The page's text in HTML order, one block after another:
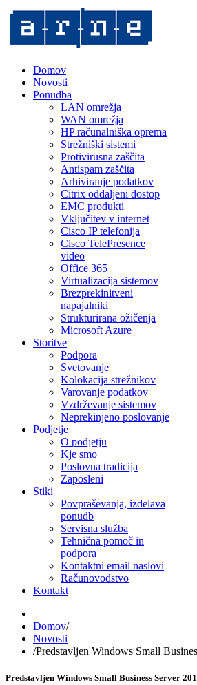
Domov
Novosti
Ponudba
LAN omrežja
WAN omrežja
HP računalniška oprema
Strežniški sistemi
Protivirusna zaščita
Antispam zaščita
Arhiviranje podatkov
Citrix oddaljeni dostop
EMC produkti
Vključitev v internet
Cisco IP telefonija
Cisco TelePresence
video
Office 365
Virtualizacija sistemov
Brezprekinitveni
napajalniki
Strukturirana ožičenja
Microsoft Azure
Storitve
Podpora
Svetovanje
Kolokacija strežnikov
Varovanje podatkov
Vzdrževanje sistemov
Neprekinjeno poslovanje
Podjetje
O podjetju
Kje smo
Poslovna tradicija
Zaposleni
Stiki
Povpraševanja, izdelava
ponudb
Servisna služba
Tehnična pomoč in
podpora
Kontaktni email naslovi
Računovodstvo
Kontakt
Domov/
Novosti
/Predstavljen Windows Small
Predstavljen Windows Small Business Server